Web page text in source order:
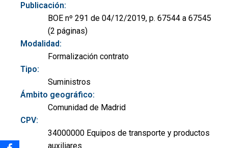
Publicación:
BOE nº 291 de 04/12/2019, p. 67544 a 67545
(2 páginas)
Modalidad:
Formalización contrato
Tipo:
Suministros
Ámbito geográfico:
Comunidad de Madrid
CPV:
34000000 Equipos de transporte y productos
auxiliares